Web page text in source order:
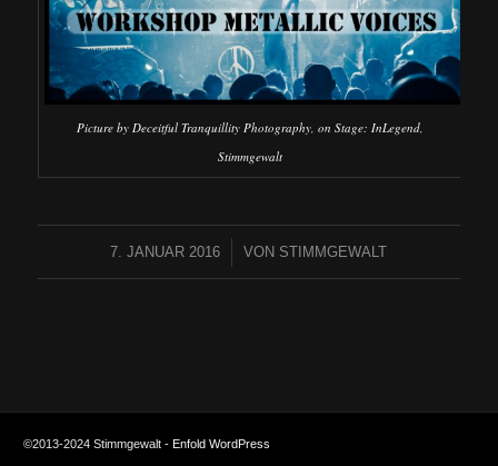
Picture by Deceitful Tranquillity Photography, on Stage: InLegend,
Stimmgewalt
7. JANUAR 2016
/ VON STIMMGEWALT
©2013-2024 Stimmgewalt - Enfold WordPress